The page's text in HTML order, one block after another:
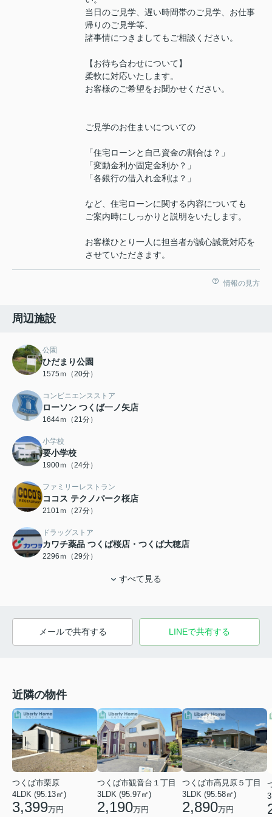
当日のご見学、遅い時間帯のご見学、お仕事
帰りのご見学等、
諸事情につきましてもご相談ください。
【お待ち合わせについて】
柔軟に対応いたします。
お客様のご希望をお聞かせください。
ご見学のお住まいについての
「住宅ローンと自己資金の割合は？」
「変動金利か固定金利か？」
「各銀行の借入れ金利は？」
など、住宅ローンに関する内容についても
ご案内時にしっかりと説明をいたします。
お客様ひとり一人に担当者が誠心誠意対応を
させていただきます。
情報の見方
周辺施設
公園
ひだまり公園
1575ｍ（20分）
コンビニエンスストア
ローソン つくば一ノ矢店
1644ｍ（21分）
小学校
要小学校
1900ｍ（24分）
ファミリーレストラン
ココス テクノパーク桜店
2101ｍ（27分）
ドラッグストア
カワチ薬品 つくば桜店・つくば大穂店
2296ｍ（29分）
すべて見る
メールで共有する LINEで共有する
近隣の物件
つくば市栗原
4LDK (95.13㎡)
3,399万円
つくば市観音台１丁目
3LDK (95.97㎡)
2,190万円
つくば市高見原５丁目
3LDK (95.58㎡)
2,890万円